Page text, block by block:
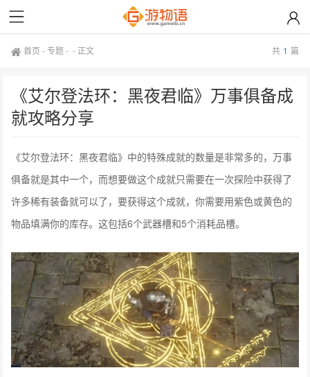
首页 -专题- - 正文 共 1 篇
《艾尔登法环：黑夜君临》万事俱备成
就攻略分享
《艾尔登法环：黑夜君临》中的特殊成就的数量是非常多的，万事
俱备就是其中一个，而想要做这个成就只需要在一次探险中获得了
许多稀有装备就可以了，要获得这个成就，你需要用紫色或黄色的
物品填满你的库存。这包括6个武器槽和5个消耗品槽。